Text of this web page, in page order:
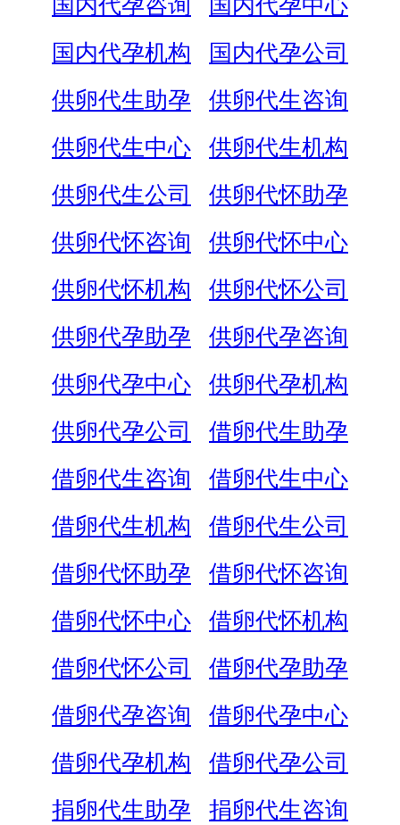
国内代孕咨询
国内代孕中心
国内代孕机构
国内代孕公司
供卵代生助孕
供卵代生咨询
供卵代生中心
供卵代生机构
供卵代生公司
供卵代怀助孕
供卵代怀咨询
供卵代怀中心
供卵代怀机构
供卵代怀公司
供卵代孕助孕
供卵代孕咨询
供卵代孕中心
供卵代孕机构
供卵代孕公司
借卵代生助孕
借卵代生咨询
借卵代生中心
借卵代生机构
借卵代生公司
借卵代怀助孕
借卵代怀咨询
借卵代怀中心
借卵代怀机构
借卵代怀公司
借卵代孕助孕
借卵代孕咨询
借卵代孕中心
借卵代孕机构
借卵代孕公司
捐卵代生助孕
捐卵代生咨询